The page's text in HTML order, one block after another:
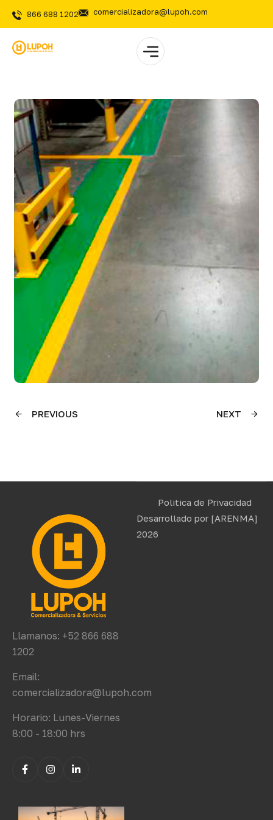
866 688 1202 comercializadora@lupoh.com
PREVIOUS NEXT
Llamanos: +52 866 688
1202
Email:
comercializadora@lupoh.com
Horario: Lunes-Viernes
8:00 - 18:00 hrs
Politica de Privacidad
Desarrollado por [ARENMA]
2026